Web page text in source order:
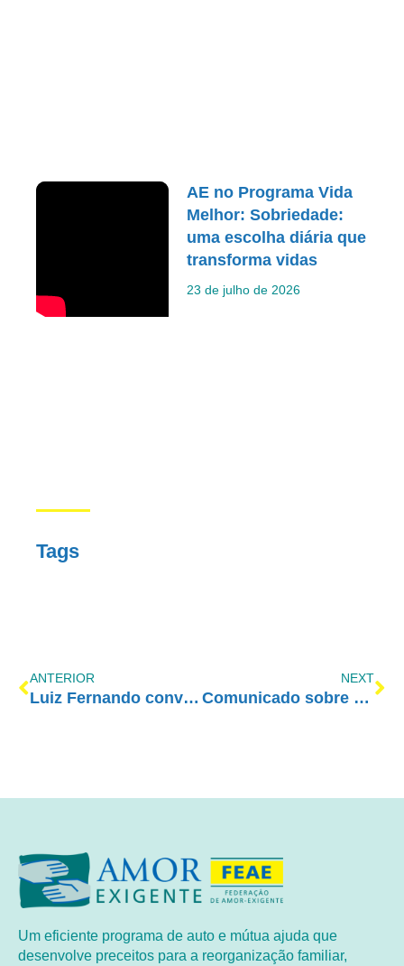
AE no Programa Vida
Melhor: Sobriedade:
uma escolha diária que
transforma vidas
23 de julho de 2026
Tags
ANTERIOR
Luiz Fernando convida para o Curso Nacional de Cônjuges e Sobriedade
NEXT
Comunicado sobre o Coronavírus
Um eficiente programa de auto e mútua ajuda que
desenvolve preceitos para a reorganização familiar,